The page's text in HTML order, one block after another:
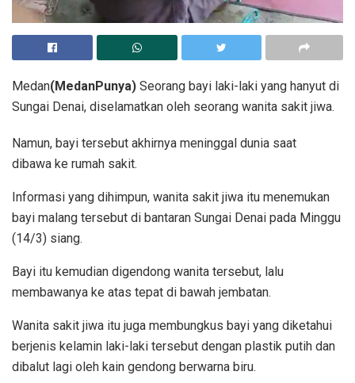
Medan(MedanPunya) Seorang bayi laki-laki yang hanyut di
Sungai Denai, diselamatkan oleh seorang wanita sakit jiwa.
Namun, bayi tersebut akhirnya meninggal dunia saat
dibawa ke rumah sakit.
Informasi yang dihimpun, wanita sakit jiwa itu menemukan
bayi malang tersebut di bantaran Sungai Denai pada Minggu
(14/3) siang.
Bayi itu kemudian digendong wanita tersebut, lalu
membawanya ke atas tepat di bawah jembatan.
Wanita sakit jiwa itu juga membungkus bayi yang diketahui
berjenis kelamin laki-laki tersebut dengan plastik putih dan
dibalut lagi oleh kain gendong berwarna biru.